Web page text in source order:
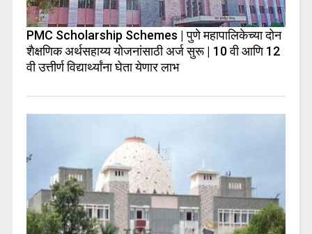
PMC Scholarship Schemes | पुणे महापालिकेच्या दोन
शैक्षणिक अर्थसहाय्य योजनांसाठी अर्ज सुरू | 10 वी आणि 12
वी उत्तीर्ण विद्यार्थ्यांना घेता येणार लाभ